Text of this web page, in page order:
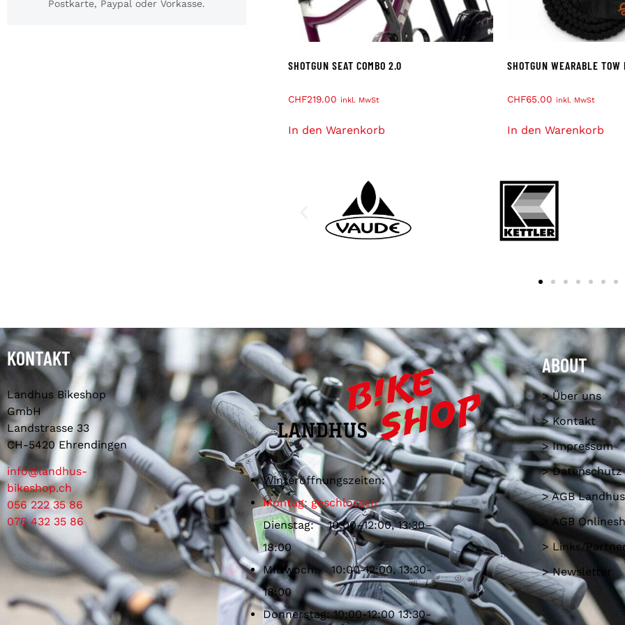
Postkarte, Paypal oder Vorkasse.
SHOTGUN SEAT COMBO 2.0
CHF219.00 inkl. MwSt
In den Warenkorb
SHOTGUN WEARABLE TOW
CHF65.00 inkl. MwSt
In den Warenkorb
KONTAKT
Landhus Bikeshop
GmbH
Landstrasse 33
CH-5420 Ehrendingen
info@landhus-
bikeshop.ch
056 222 35 86
076 432 35 86
Winteröffnungszeiten:
Montag: geschlossen
Dienstag: 10:00–12:00, 13:30–
18:00
Mittwoch: 10:00-12:00, 13:30-
18:00
Donnerstag: 10:00-12:00 13:30-
ABOUT
> Über uns
> Kontakt
> Impressum
> Datenschutz
> AGB
> AGB
> Links/
> Newsletter